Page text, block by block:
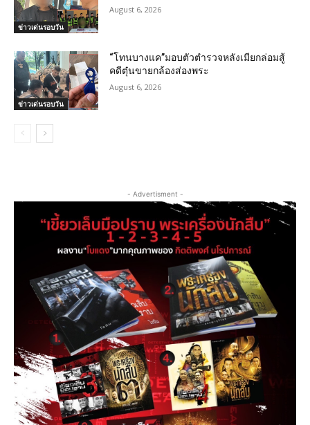
ข่าวเด่นรอบวัน
August 6, 2026
ข่าวเด่นรอบวัน
“โทนบางแค”มอบตัวตำรวจหลังเมียกล่อมสู้
คดีตุ๋นขายกล้องส่องพระ
August 6, 2026
- Advertisment -